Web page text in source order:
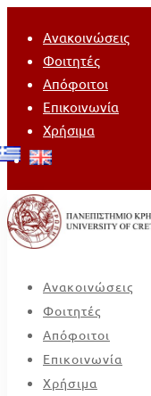
Ανακοινώσεις
Φοιτητές
Απόφοιτοι
Επικοινωνία
Χρήσιμα
Ανακοινώσεις
Φοιτητές
Απόφοιτοι
Επικοινωνία
Χρήσιμα